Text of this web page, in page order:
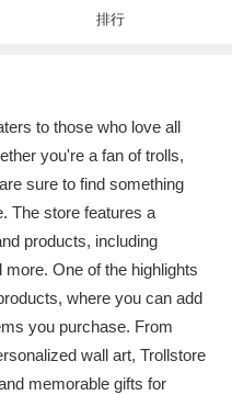
排行
to those who love all
you're a fan of trolls,
sure to find something
The store features a
products, including
One of the highlights
where you can add
you purchase. From
wall art, Trollstore
memorable gifts for